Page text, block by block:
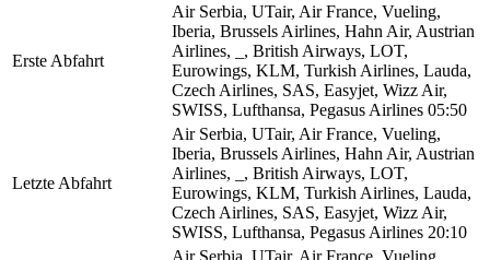
Erste Abfahrt
Air Serbia, UTair, Air France, Vueling,
Iberia, Brussels Airlines, Hahn Air, Austrian
Airlines, _, British Airways, LOT,
Eurowings, KLM, Turkish Airlines, Lauda,
Czech Airlines, SAS, Easyjet, Wizz Air,
SWISS, Lufthansa, Pegasus Airlines 05:50
Letzte Abfahrt
Air Serbia, UTair, Air France, Vueling,
Iberia, Brussels Airlines, Hahn Air, Austrian
Airlines, _, British Airways, LOT,
Eurowings, KLM, Turkish Airlines, Lauda,
Czech Airlines, SAS, Easyjet, Wizz Air,
SWISS, Lufthansa, Pegasus Airlines 20:10
Air Serbia, UTair, Air France, Vueling,